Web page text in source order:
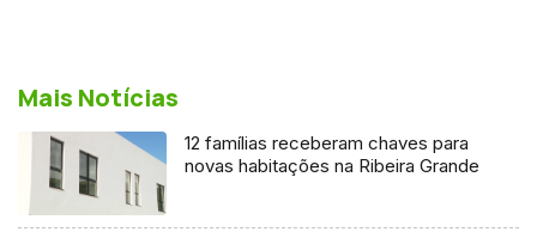
Mais Notícias
12 famílias receberam chaves para
novas habitações na Ribeira Grande